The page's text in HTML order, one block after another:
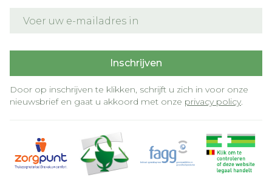
Inschrijven
Door op inschrijven te klikken, schrijft u zich in voor onze
nieuwsbrief en gaat u akkoord met onze privacy policy.